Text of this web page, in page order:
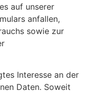
auf unserer
anfallen,
sowie zur
Interesse an der
Daten. Soweit